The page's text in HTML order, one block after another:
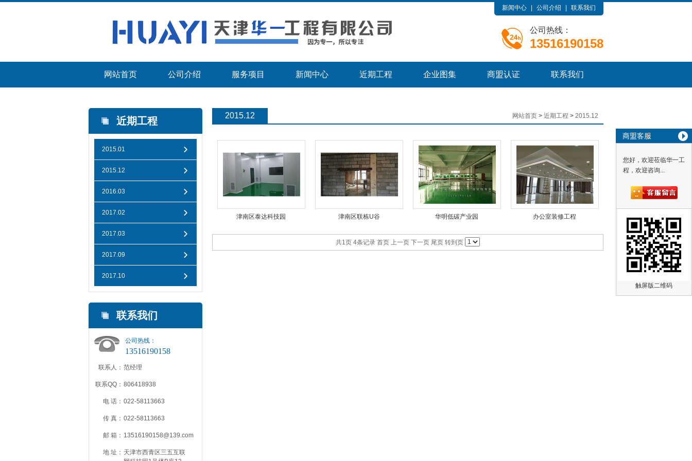
商盟客服
您好，欢迎莅临华一工
程，欢迎咨询...
触屏版二维码
新闻中心 公司介绍 联系我们
公司热线：
13516190158
网站首页 公司介绍 服务项目 新闻中心 近期工程 企业图集 商盟认证 联系我们
近期工程
2015.01
2015.12
2016.03
2017.02
2017.03
2017.09
2017.10
联系我们
公司热线：
13516190158
联系人： 范经理
联系QQ： 806418938
电 话： 022-58113663
传 真： 022-58113663
邮 箱： 13516190158@139.com
地 址： 天津市西青区三五互联
网站首页 > 近期工程 > 2015.12
2015.12
津南区泰达科技园 津南区联栋U谷 华明低碳产业园 办公室装修工程
共1页 4条记录 首页 上一页 下一页 尾页 转到页